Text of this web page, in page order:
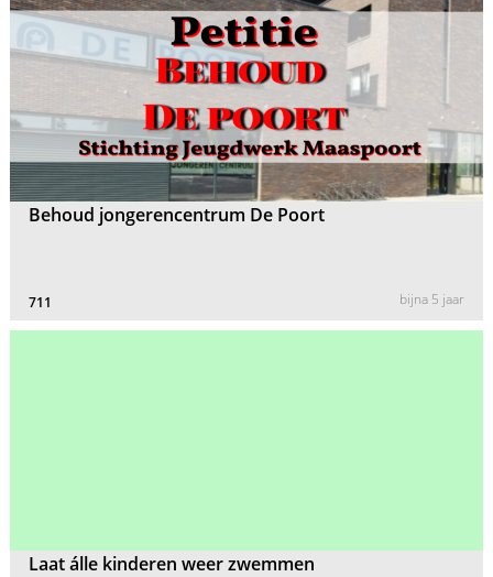
Behoud jongerencentrum De Poort
711 bijna 5 jaar
Laat álle kinderen weer zwemmen